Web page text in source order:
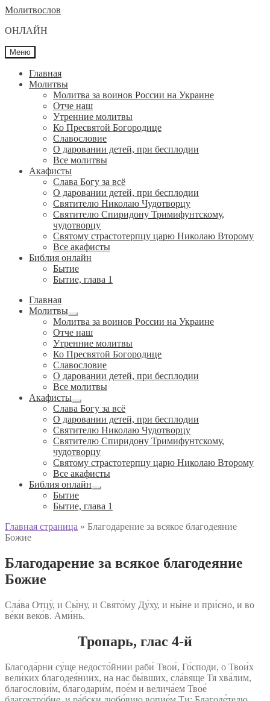
Перейти
навигации
Перейти
содержимому
Молитвослов
ОНЛАЙН
Меню
Главная
Молитвы
Молитва за воинов России на Украине
Отче наш
Утренние молитвы
Ко Пресвятой Богородице
Славословие
О даровании детей, при бесплодии
Вcе молитвы
Акафисты
Слава Богу за всё
О даровании детей, при бесплодии
Святителю Николаю Чудотворцу
Святителю Спиридону Тримифунтскому,
чудотворцу
Святому страстотерпцу царю Николаю Второму
Все акафисты
Библия онлайн
Бытие
Бытие, глава 1
Главная
Молитвы
Развернутое
вложенное
меню
Молитва за воинов России на Украине
Отче наш
Утренние молитвы
Ко Пресвятой Богородице
Славословие
О даровании детей, при бесплодии
Вcе молитвы
Акафисты
Развернутое
вложенное
меню
Слава Богу за всё
О даровании детей, при бесплодии
Святителю Николаю Чудотворцу
Святителю Спиридону Тримифунтскому,
чудотворцу
Святому страстотерпцу царю Николаю Второму
Все акафисты
Библия онлайн
Развернутое
вложенное
меню
Бытие
Бытие, глава 1
Главная страница » Благодарение за всякое благодеяние
Божие
Благодарение за всякое благодеяние
Божие
Сла́ва Отцу́, и Сы́ну, и Свято́му Ду́ху, и ны́не и при́сно, и во
ве́ки веко́в. Ами́нь.
Тропарь, глас 4‑й
Благода́рни су́ще недосто́йнии раби́ Твои́, Го́споди, о Твои́х
вели́ких благодея́ниих, на нас бы́вших, сла́вяще Тя хва́лим,
благослови́м, благодари́м, пое́м и велича́ем Твое́